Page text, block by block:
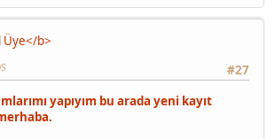
Üye</b>
#27
yapıyım bu arada yeni kayıt